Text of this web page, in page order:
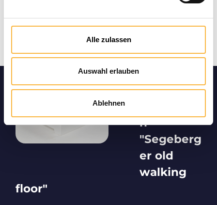
Alle zulassen
Auswahl erlauben
Ablehnen
Product
n
"Segeberg
er old
walking
floor"